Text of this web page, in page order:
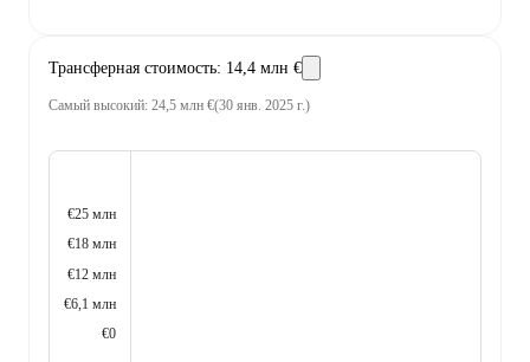
Трансферная стоимость: 14,4 млн €
Самый высокий: 24,5 млн €(30 янв. 2025 г.)
€25 млн
€18 млн
€12 млн
€6,1 млн
€0